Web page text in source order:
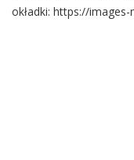
okładki: https://